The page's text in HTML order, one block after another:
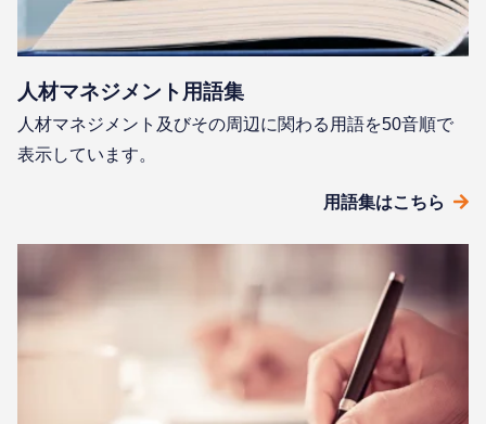
⼈材マネジメント⽤語集
⼈材マネジメント及びその周辺に関わる⽤語を50⾳順で
表⽰しています。
⽤語集はこちら